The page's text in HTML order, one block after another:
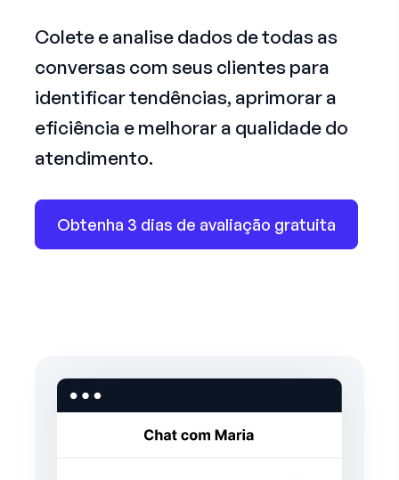
Colete e analise dados de todas as
conversas com seus clientes para
identificar tendências, aprimorar a
eficiência e melhorar a qualidade do
atendimento.
Obtenha 3 dias de avaliação gratuita